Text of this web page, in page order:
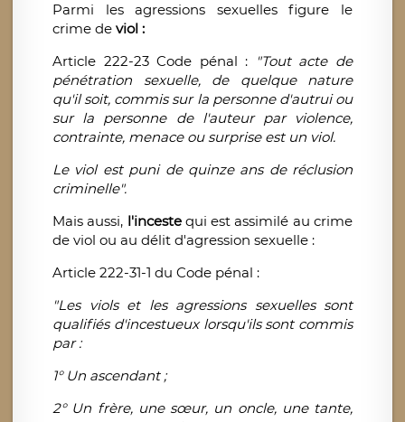
Parmi les agressions sexuelles figure le
crime de viol :
Article 222-23 Code pénal :
"Tout acte de
pénétration sexuelle, de quelque nature
qu'il soit, commis sur la personne d'autrui ou
sur la personne de l'auteur par violence,
contrainte, menace ou surprise est un viol.
Le viol est puni de quinze ans de réclusion
criminelle".
Mais aussi, l'incestequi est assimilé au crime
de viol ou au délit d'agression sexuelle :
Article 222-31-1 du Code pénal :
"Les viols et les agressions sexuelles sont
qualifiés d'incestueux lorsqu'ils sont commis
par :
1° Un ascendant ;
2° Un frère, une sœur, un oncle, une tante,